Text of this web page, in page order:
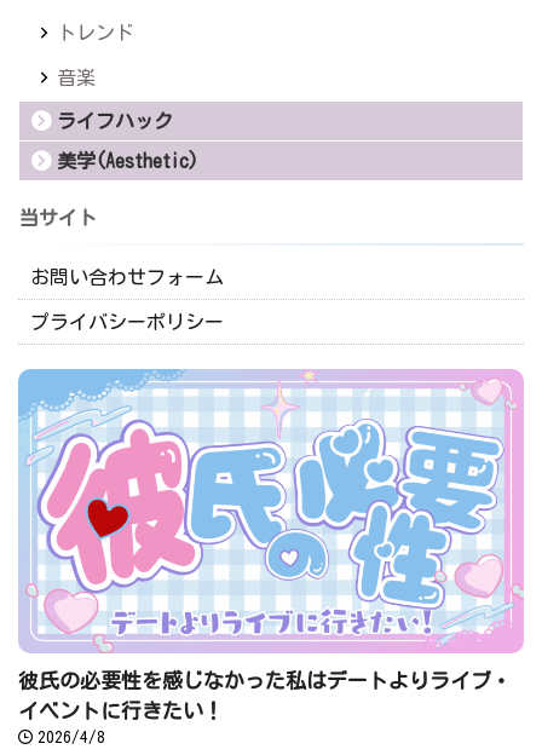
トレンド
音楽
ライフハック
美学(Aesthetic)
当サイト
お問い合わせフォーム
プライバシーポリシー
彼氏の必要性を感じなかった私はデートよりライブ・
イベントに行きたい！
2026/4/8